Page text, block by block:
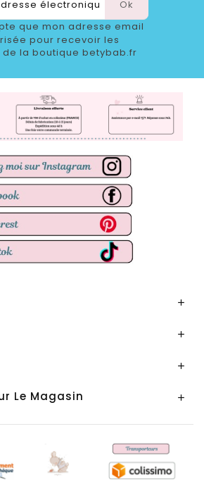
que mon adresse email
pour recevoir les
la boutique betybab.fr



Le Magasin 